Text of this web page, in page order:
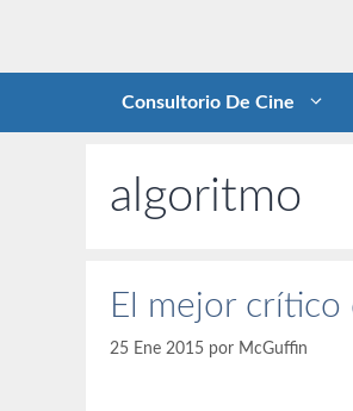
Consultorio De Cine
algoritmo
El mejor
25 Ene 2015 por McGuffin